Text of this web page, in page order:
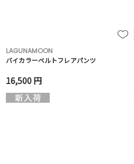
LAGUNAMOON
バイカラーベルトフレアパンツ
16,500 円